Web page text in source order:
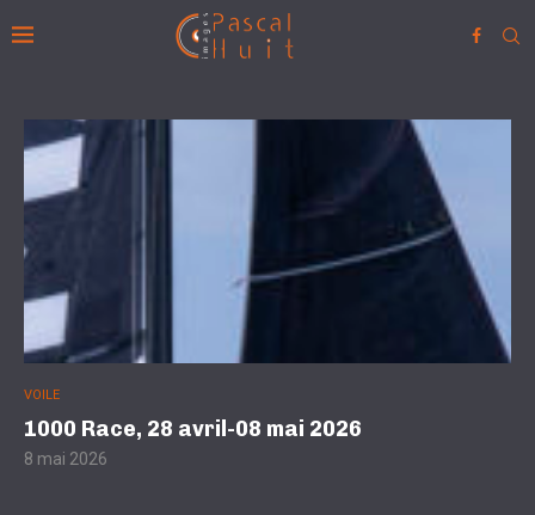
VOILE
1000 Race, 28 avril-08 mai 2026
8 mai 2026